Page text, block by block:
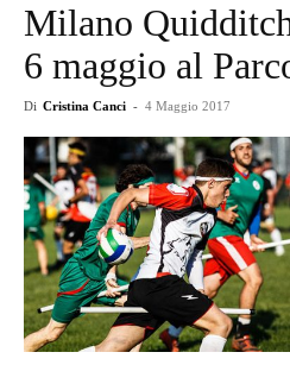
Milano
6 maggio al
Di Cristina Canci - 4 Maggio 2017